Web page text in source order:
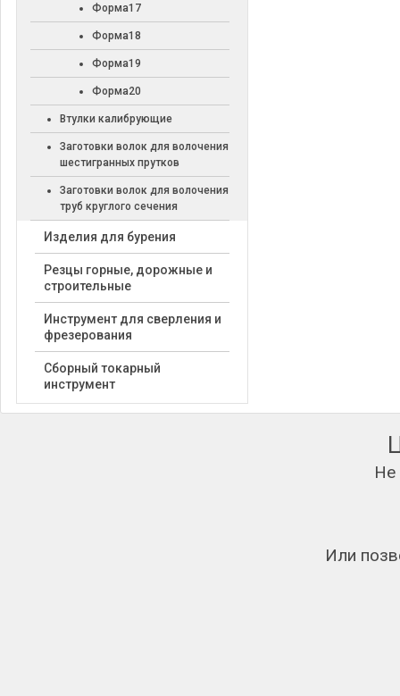
Форма17
Форма18
Форма19
Форма20
Втулки калибрующие
Заготовки волок для волочения
шестигранных прутков
Заготовки волок для волочения
труб круглого сечения
Изделия для бурения
Резцы горные, дорожные и
строительные
Инструмент для сверления и
фрезерования
Сборный токарный
инструмент
Не
Или